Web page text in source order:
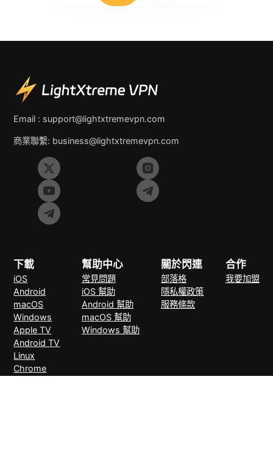
Email : support@lightxtremevpn.com
商業聯繫: business@lightxtremevpn.com
下載
iOS
Android
macOS
Windows
Apple TV
Android TV
Linux
Chrome
幫助中心
常見問題
iOS 幫助
Android 幫助
macOS 幫助
Windows 幫助
關於閃連
部落格
隱私權政策
服務條款
合作
我要加盟